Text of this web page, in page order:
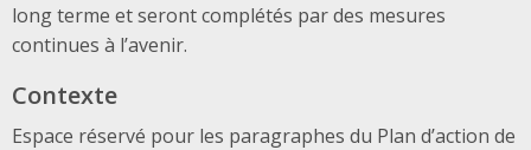
long terme et seront complétés par des mesures
continues à l’avenir.
Contexte
Espace réservé pour les paragraphes du Plan d’action de